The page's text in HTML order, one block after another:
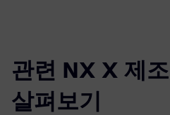
관련 NX X 제
살펴보기